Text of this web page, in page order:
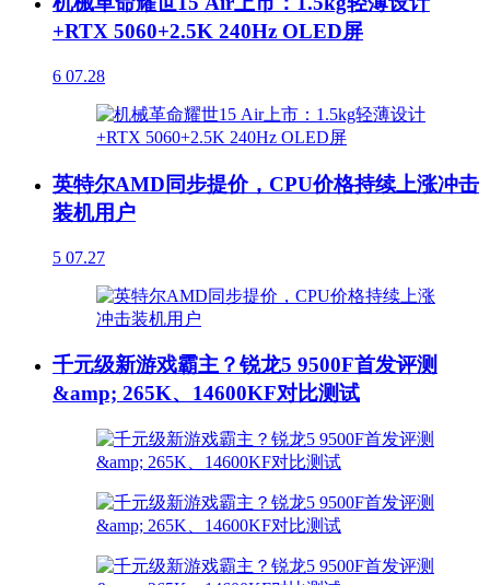
+RTX 5060+2.5K 240Hz OLED屏
6 07.28
英特尔AMD同步提价，CPU价格持续上涨冲击
装机用户
5 07.27
千元级新游戏霸主？锐龙5 9500F首发评测
&amp; 265K、14600KF对比测试